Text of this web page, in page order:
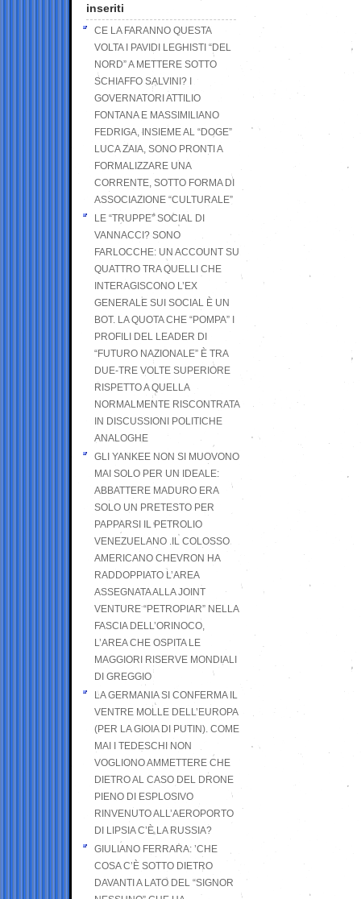
inseriti
CE LA FARANNO QUESTA
VOLTA I PAVIDI LEGHISTI “DEL
NORD” A METTERE SOTTO
SCHIAFFO SALVINI? I
GOVERNATORI ATTILIO
FONTANA E MASSIMILIANO
FEDRIGA, INSIEME AL “DOGE”
LUCA ZAIA, SONO PRONTI A
FORMALIZZARE UNA
CORRENTE, SOTTO FORMA DI
ASSOCIAZIONE “CULTURALE”
LE “TRUPPE” SOCIAL DI
VANNACCI? SONO
FARLOCCHE: UN ACCOUNT SU
QUATTRO TRA QUELLI CHE
INTERAGISCONO L’EX
GENERALE SUI SOCIAL È UN
BOT. LA QUOTA CHE “POMPA” I
PROFILI DEL LEADER DI
“FUTURO NAZIONALE” È TRA
DUE-TRE VOLTE SUPERIORE
RISPETTO A QUELLA
NORMALMENTE RISCONTRATA
IN DISCUSSIONI POLITICHE
ANALOGHE
GLI YANKEE NON SI MUOVONO
MAI SOLO PER UN IDEALE:
ABBATTERE MADURO ERA
SOLO UN PRETESTO PER
PAPPARSI IL PETROLIO
VENEZUELANO .IL COLOSSO
AMERICANO CHEVRON HA
RADDOPPIATO L’AREA
ASSEGNATA ALLA JOINT
VENTURE “PETROPIAR” NELLA
FASCIA DELL’ORINOCO,
L’AREA CHE OSPITA LE
MAGGIORI RISERVE MONDIALI
DI GREGGIO
LA GERMANIA SI CONFERMA IL
VENTRE MOLLE DELL’EUROPA
(PER LA GIOIA DI PUTIN). COME
MAI I TEDESCHI NON
VOGLIONO AMMETTERE CHE
DIETRO AL CASO DEL DRONE
PIENO DI ESPLOSIVO
RINVENUTO ALL’AEROPORTO
DI LIPSIA C’È LA RUSSIA?
GIULIANO FERRARA: ’CHE
COSA C’È SOTTO DIETRO
DAVANTI A LATO DEL “SIGNOR